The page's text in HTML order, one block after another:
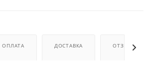
ОПЛАТА ДОСТАВКА ОТЗЫВЫ